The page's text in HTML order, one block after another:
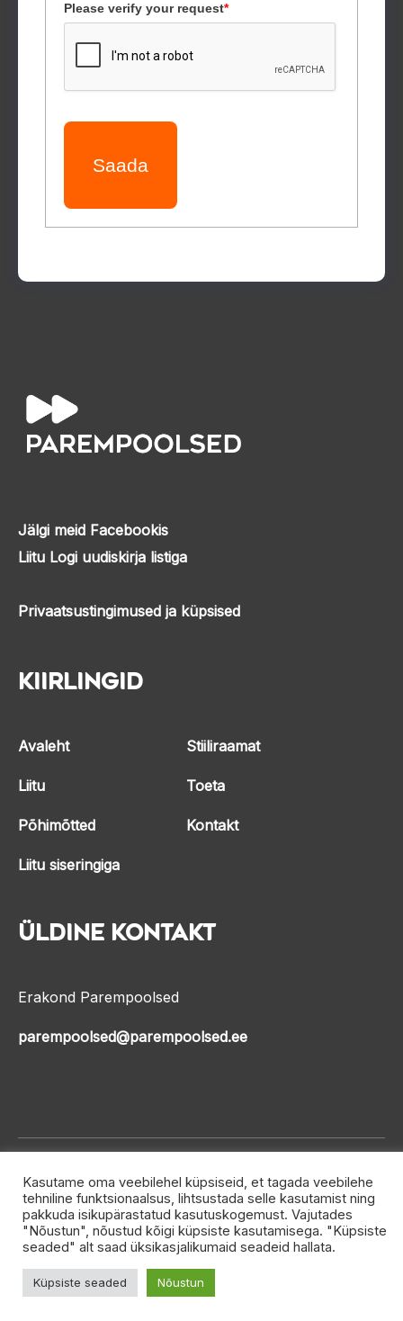
Please verify your request*
Saada
Jälgi meid Facebookis
Liitu Logi uudiskirja listiga
Privaatsustingimused ja küpsised
Kiirlingid
Avaleht
Liitu
Põhimõtted
Liitu siseringiga
Stiiliraamat
Toeta
Kontakt
Üldine kontakt
Erakond Parempoolsed
parempoolsed@parempoolsed.ee
Developed bySoftcupid
Copyright © Parempoolsed
Kasutame oma veebilehel küpsiseid, et tagada veebilehe
tehniline funktsionaalsus, lihtsustada selle kasutamist ning
pakkuda isikupärastatud kasutuskogemust. Vajutades
"Nõustun", nõustud kõigi küpsiste kasutamisega. "Küpsiste
seaded" alt saad üksikasjalikumaid seadeid hallata.
Küpsiste seaded Nõustun